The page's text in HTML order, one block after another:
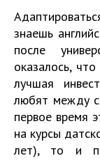
знаешь
после
оказалось,
лучшая
любят между
первое время
на курсы
лет), то и